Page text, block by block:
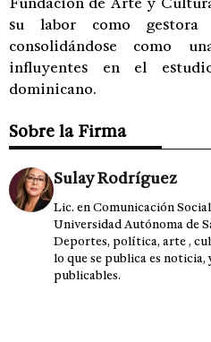
su labor como gestora
consolidándose como
influyentes en el
dominicano.
Sobre la Firma
Sulay Rodríguez
Lic. en Comunicación
Universidad Autónoma de
Deportes, política, arte ,
lo que se publica es
publicables.